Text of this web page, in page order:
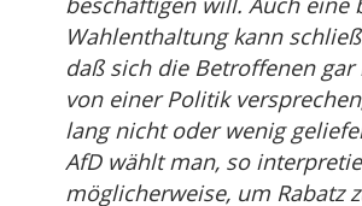
Wahlenthaltung kann
daß sich die Betroffenen
von einer Politik
lang nicht oder wenig
AfD wählt man, so
möglicherweise, um Rabatz